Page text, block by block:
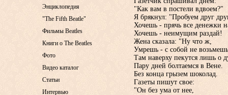
"Как вам в постели вдвоем?"
Я брякнул: "Пробуем друг
Хочешь - прячь все денежки
Хочешь - неимущим раздай!
Жена сказала: "Ну что ж,
Умрешь - с собой не
Там наверху пекутся лишь о
Пару дней болтаемся в Вене.
Без конца грызем шоколад.
Газеты пишут свое:
"Он без ума от нее,
Энциклопедия
"The Fifth Beatle"
Фильмы Beatles
Книги о The Beatles
Фото
Видео каталог
Статьи
Интервью